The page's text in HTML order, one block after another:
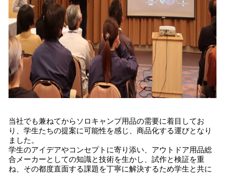
当社でも兼ねてからソロキャンプ用品の需要に着目してお
り、学生たちの提案に可能性を感じ、商品化する運びとなり
ました。
学生のアイデアやコンセプトに寄り添い、アウトドア用品総
合メーカーとしての知識と技術を生かし、試作と検証を重
ね、その都度直面する課題を丁寧に解決するため学生と共に